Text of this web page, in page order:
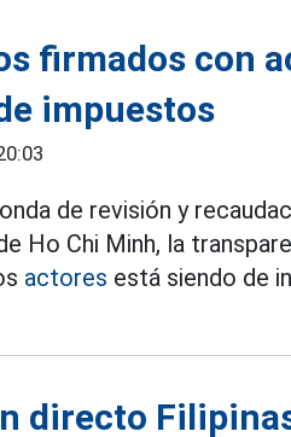
firmados con
impuestos
de revisión y
Ho Chi Minh, la
actores está siendo de
directo